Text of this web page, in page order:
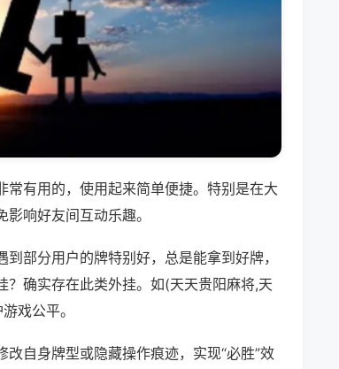
有用的，使用起来简单便捷。特别是在大
响好友间互动乐趣。
部分用户的牌特别好，总是能拿到好牌，
确实存在此类外挂。如(天天贵阳麻将,天
戏公平。
自身牌型或隐藏操作痕迹，实现“必胜”效